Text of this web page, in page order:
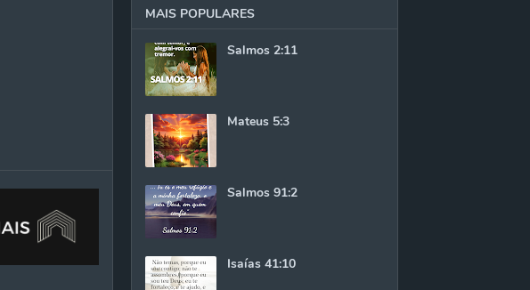
MAIS POPULARES
Salmos 2:11
Mateus 5:3
Salmos 91:2
Isaías 41:10